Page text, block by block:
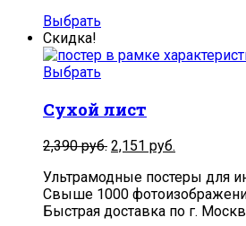
Выбрать
Скидка!
Выбрать
Сухой лист
2,390руб. 2,151 руб.
Ультрамодные постеры для
Свыше 1000
Быстрая доставка по г.